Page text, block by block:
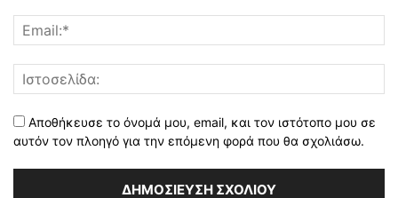
Αποθήκευσε το όνομά μου, email, και τον ιστότοπο μου σε
αυτόν τον πλοηγό για την επόμενη φορά που θα σχολιάσω.